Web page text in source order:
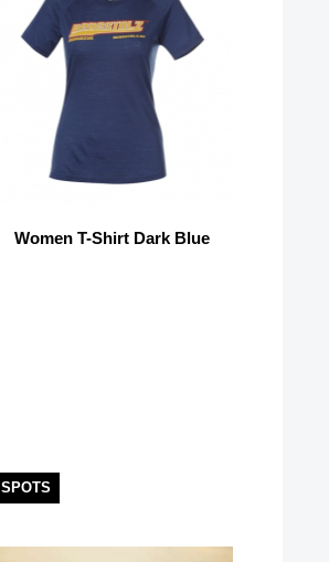
Women T-Shirt Dark Blue
SPOTS